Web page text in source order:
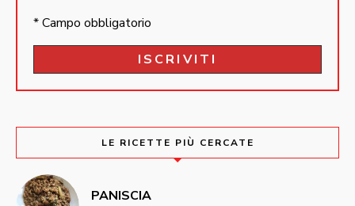
* Campo obbligatorio
LE RICETTE PIÙ CERCATE
PANISCIA